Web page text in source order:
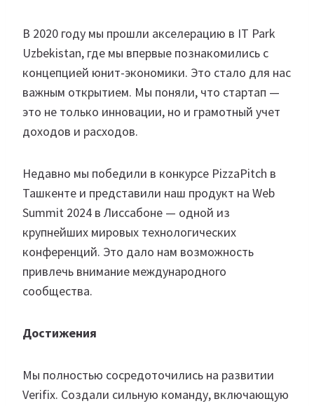
В 2020 году мы прошли акселерацию в IT Park
Uzbekistan, где мы впервые познакомились с
концепцией юнит-экономики. Это стало для нас
важным открытием. Мы поняли, что стартап —
это не только инновации, но и грамотный учет
доходов и расходов.
Недавно мы победили в конкурсе PizzaPitch в
Ташкенте и представили наш продукт на Web
Summit 2024 в Лиссабоне — одной из
крупнейших мировых технологических
конференций. Это дало нам возможность
привлечь внимание международного
сообщества.
Достижения
Мы полностью сосредоточились на развитии
Verifix. Создали сильную команду, включающую